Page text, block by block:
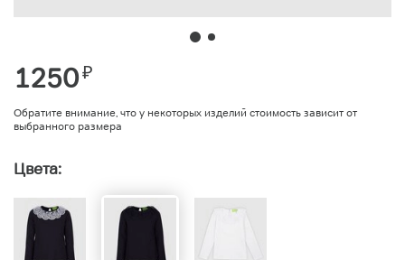
1250₽
Обратите внимание, что у некоторых изделий стоимость зависит от
выбранного размера
Цвета: